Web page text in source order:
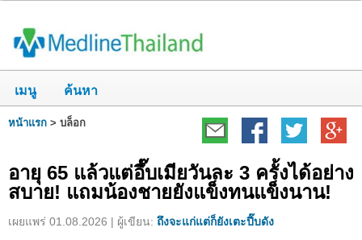
เมนู ค้นหา
หน้าแรก > บล็อก
อายุ 65 แล้วแต่อึ๊บเมียวันละ 3 ครั้งได้อย่าง
สบาย! แถมน้องชายยังแข็งทนแข็งนาน!
เผยแพร่ 01.08.2026 | ผู้เขียน: ถึงจะแก่แต่ก็ยังเตะปี๊บดัง